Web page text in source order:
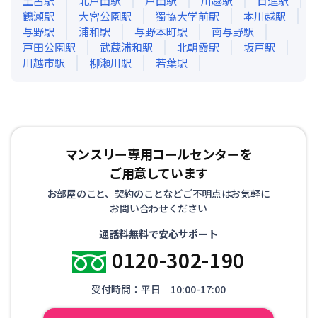
鶴瀬駅 大宮公園駅 獨協大学前駅 本川越駅
与野駅 浦和駅 与野本町駅 南与野駅
戸田公園駅 武蔵浦和駅 北朝霞駅 坂戸駅
川越市駅 柳瀬川駅 若葉駅
マンスリー専用コールセンターを
ご用意しています
お部屋のこと、契約のことなどご不明点はお気軽に
お問い合わせください
通話料無料で安心サポート
0120-302-190
受付時間：平日 10:00-17:00